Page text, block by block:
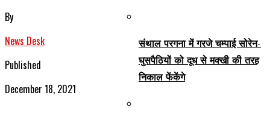
संथाल परगना में गरजे चम्पाई सोरेन-
घुसपैठियों को दूध से मक्खी की तरह
निकाल फेंकेंगे
By
News Desk
Published
December 18, 2021